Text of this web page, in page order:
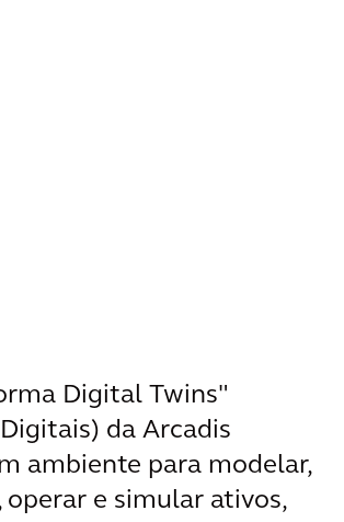
Digital Twins"
da Arcadis
ambiente para modelar,
operar e simular ativos,